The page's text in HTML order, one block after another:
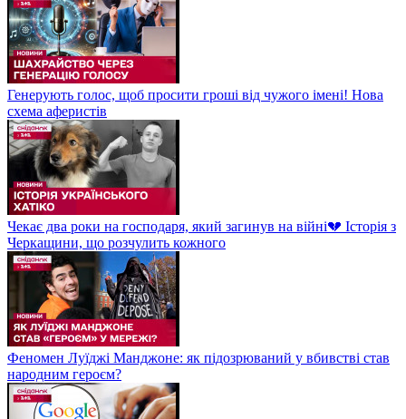
Генерують голос, щоб просити гроші від чужого імені! Нова
схема аферистів
Чекає два роки на господаря, який загинув на війні💔 Історія з
Черкащини, що розчулить кожного
Феномен Луїджі Манджоне: як підозрюваний у вбивстві став
народним героєм?